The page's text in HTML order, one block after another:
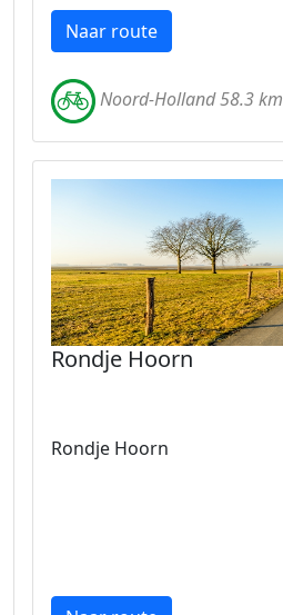
Naar route
Noord-Holland 58.3 km
Rondje Hoorn
Rondje Hoorn